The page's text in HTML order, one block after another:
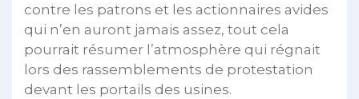
contre les patrons et les actionnaires avides
qui n’en auront jamais assez, tout cela
pourrait résumer l’atmosphère qui régnait
lors des rassemblements de protestation
devant les portails des usines.